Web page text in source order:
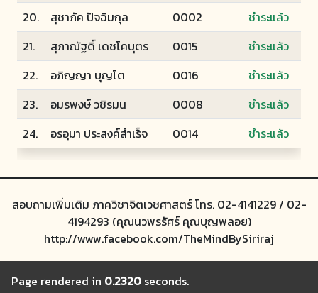
20.
สุชาภัค ปัจฉิมกุล 0002
ชำระแล้ว
21.
สุภาณัฐดิ์ เดชโคบุตร 0015
ชำระแล้ว
22.
อภิญญา บุญโต 0016
ชำระแล้ว
23.
อมรพงษ์ วชิรมน 0008
ชำระแล้ว
24.
อรอุมา ประสงค์สำเร็จ 0014 ชำระแล้ว
สอบถามเพิ่มเติม ภาควิชาจิตเวชศาสตร์ โทร. 02-4141229 / 02-
4194293 (คุณนวพรรัศร์ คุณบุญพลอย)
http://www.facebook.com/TheMindBySiriraj
Page rendered in 0.2320 seconds.